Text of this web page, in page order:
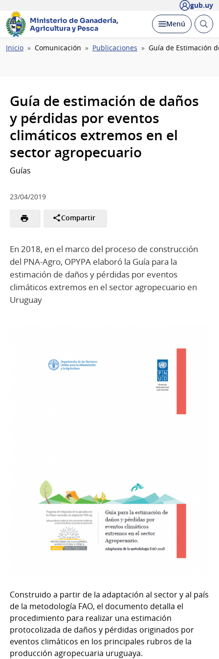
gub.uy
Ministerio de Ganadería,
Agricultura y Pesca
Desplegar
Menú Abrir
Ruta
Inicio Comunicación Publicaciones Guía de Estimación
Guía de estimación de daños
y pérdidas por eventos
climáticos extremos en el
sector agropecuario
Guías
23/04/2019
Compartir
En 2018, en el marco del proceso de construcción
del PNA-Agro, OPYPA elaboró la Guía para la
estimación de daños y pérdidas por eventos
climáticos extremos en el sector agropecuario en
Uruguay
Construido a partir de la adaptación al sector y al país
de la metodología FAO, el documento detalla el
procedimiento para realizar una estimación
protocolizada de daños y pérdidas originados por
eventos climáticos en los principales rubros de la
producción agropecuaria uruguaya.